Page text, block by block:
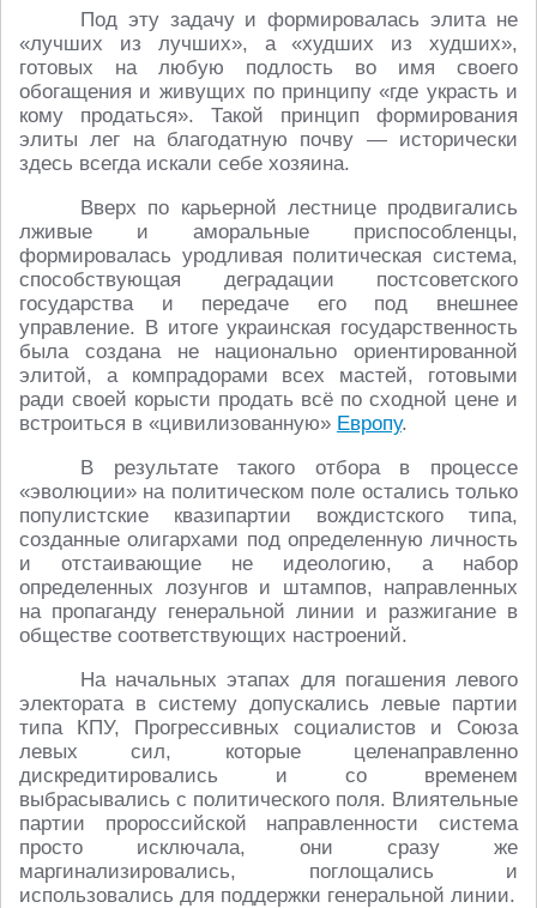
Под эту задачу и формировалась элита не
«лучших из лучших», а «худших из худших»,
готовых на любую подлость во имя своего
обогащения и живущих по принципу «где украсть и
кому продаться». Такой принцип формирования
элиты лег на благодатную почву ― исторически
здесь всегда искали себе хозяина.
Вверх по карьерной лестнице продвигались
лживые и аморальные приспособленцы,
формировалась уродливая политическая система,
способствующая деградации постсоветского
государства и передаче его под внешнее
управление. В итоге украинская государственность
была создана не национально ориентированной
элитой, а компрадорами всех мастей, готовыми
ради своей корысти продать всё по сходной цене и
встроиться в «цивилизованную» Европу.
В результате такого отбора в процессе
«эволюции» на политическом поле остались только
популистские квазипартии вождистского типа,
созданные олигархами под определенную личность
и отстаивающие не идеологию, а набор
определенных лозунгов и штампов, направленных
на пропаганду генеральной линии и разжигание в
обществе соответствующих настроений.
На начальных этапах для погашения левого
электората в систему допускались левые партии
типа КПУ, Прогрессивных социалистов и Союза
левых сил, которые целенаправленно
дискредитировались и со временем
выбрасывались с политического поля. Влиятельные
партии пророссийской направленности система
просто исключала, они сразу же
маргинализировались, поглощались и
использовались для поддержки генеральной линии.